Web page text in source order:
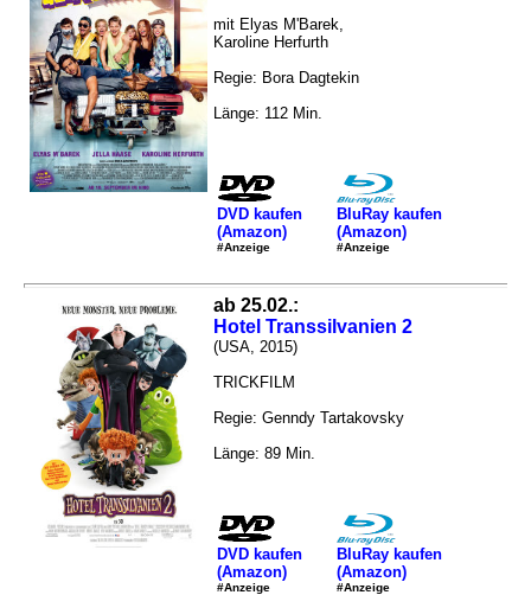
mit Elyas M'Barek,
Karoline Herfurth
Regie: Bora Dagtekin
Länge: 112 Min.
DVD kaufen
(Amazon)
#Anzeige
BluRay kaufen
(Amazon)
#Anzeige
ab 25.02.:
Hotel Transsilvanien 2
(USA, 2015)
TRICKFILM
Regie: Genndy Tartakovsky
Länge: 89 Min.
DVD kaufen
(Amazon)
#Anzeige
BluRay kaufen
(Amazon)
#Anzeige